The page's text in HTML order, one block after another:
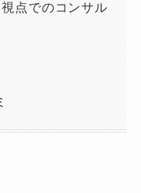
点でのコンサル